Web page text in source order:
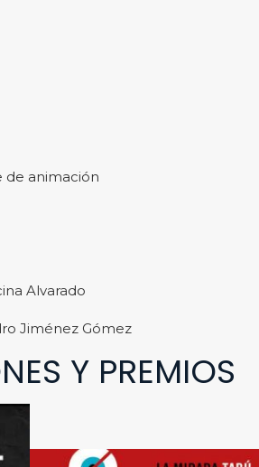
animación
Alvarado
Jiménez Gómez
Y PREMIOS